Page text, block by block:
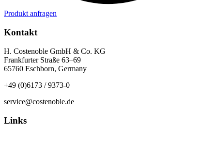
Produkt anfragen
Kontakt
H. Costenoble GmbH & Co. KG
Frankfurter Straße 63–69
65760 Eschborn, Germany
+49 (0)6173 / 9373-0
service@costenoble.de
Links